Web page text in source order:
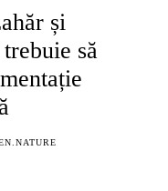
și
să